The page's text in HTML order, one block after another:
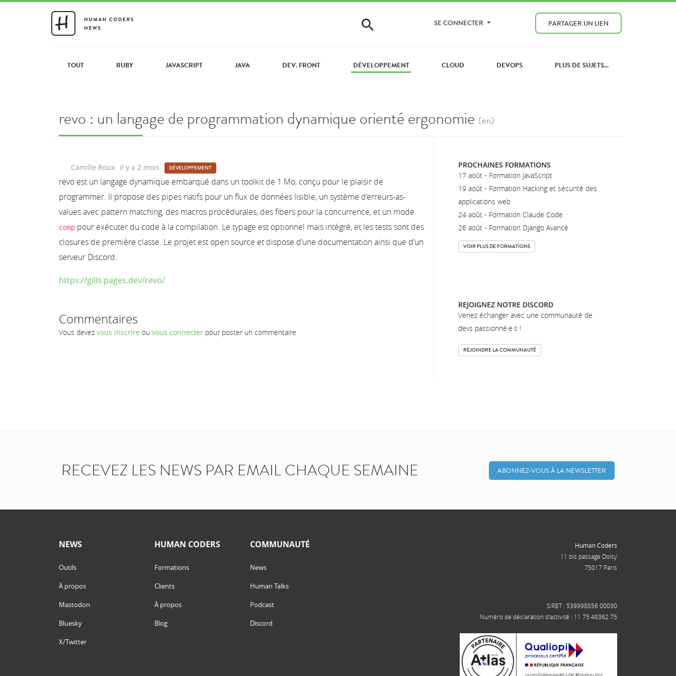
SE CONNECTER PARTAGER UN LIEN
TOUT RUBY JAVASCRIPT JAVA DEV. FRONT DÉVELOPPEMENT CLOUD DEVOPS PLUS DE SUJETS...
revo : un langage de programmation dynamique orienté ergonomie (en)
Camille Roux il y a 2 mois DÉVELOPPEMENT
revo est un langage dynamique embarqué dans un toolkit de 1 Mo, conçu pour le plaisir de
programmer. Il propose des pipes natifs pour un flux de données lisible, un système d’erreurs-as-
values avec pattern matching, des macros procédurales, des fibers pour la concurrence, et un mode
comp pour exécuter du code à la compilation. Le typage est optionnel mais intégré, et les tests sont des
closures de première classe. Le projet est open source et dispose d’une documentation ainsi que d’un
serveur Discord.
https://gills.pages.dev/revo/
Commentaires
Vous devez vous inscrire ou vous connecter pour poster un commentaire
PROCHAINES FORMATIONS
17 août - Formation JavaScript
19 août - Formation Hacking et sécurité des
applications web
24 août - Formation Claude Code
26 août - Formation Django Avancé
VOIR PLUS DE FORMATIONS
REJOIGNEZ NOTRE DISCORD
Venez échanger avec une communauté de
devs passionné·e·s !
REJOINDRE LA COMMUNAUTÉ
RECEVEZ LES NEWS PAR EMAIL CHAQUE SEMAINE ABONNEZ-VOUS À LA NEWSLETTER
NEWS
Outils
À propos
Mastodon
Bluesky
X/Twitter
HUMAN CODERS
Formations
Clients
À propos
Blog
COMMUNAUTÉ
News
Human Talks
Podcast
Discord
Human Coders
11 bis passage Doisy
75017 Paris
SIRET : 539998856 00030
Numéro de déclaration d'activité : 11 75 48362 75